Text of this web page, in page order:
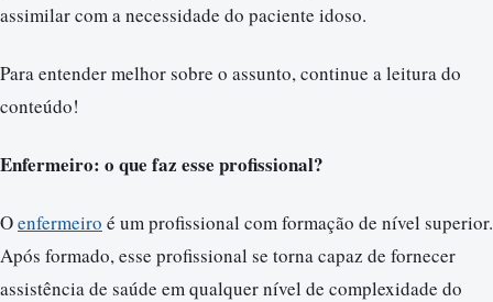
assimilar com a necessidade do paciente idoso.
Para entender melhor sobre o assunto, continue a leitura do
conteúdo!
Enfermeiro: o que faz esse profissional?
Oenfermeiro é um profissional com formação de nível superior.
Após formado, esse profissional se torna capaz de fornecer
assistência de saúde em qualquer nível de complexidade do